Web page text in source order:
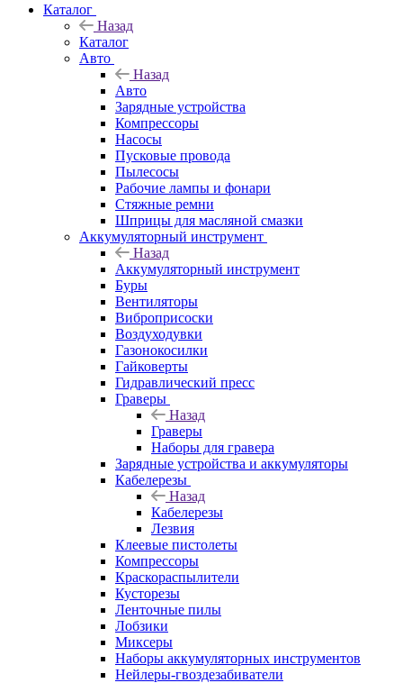
Каталог
Назад
Каталог
Авто
Назад
Авто
Зарядные устройства
Компрессоры
Насосы
Пусковые провода
Пылесосы
Рабочие лампы и фонари
Стяжные ремни
Шприцы для масляной смазки
Аккумуляторный инструмент
Назад
Аккумуляторный инструмент
Буры
Вентиляторы
Виброприсоски
Воздуходувки
Газонокосилки
Гайковерты
Гидравлический пресс
Граверы
Назад
Граверы
Наборы для гравера
Зарядные устройства и аккумуляторы
Кабелерезы
Назад
Кабелерезы
Лезвия
Клеевые пистолеты
Компрессоры
Краскораспылители
Кусторезы
Ленточные пилы
Лобзики
Миксеры
Наборы аккумуляторных инструментов
Нейлеры-гвоздезабиватели